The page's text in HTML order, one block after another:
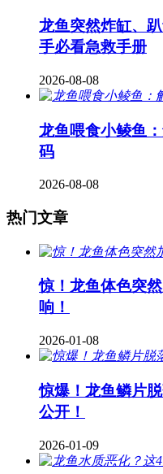
龙鱼突然炸缸、
手必看急救手册
2026-08-08
龙鱼喂食小鲮鱼
码
2026-08-08
热门文章
惊！龙鱼体色突
响！
2026-01-08
惊爆！龙鱼鳞片
公开！
2026-01-09